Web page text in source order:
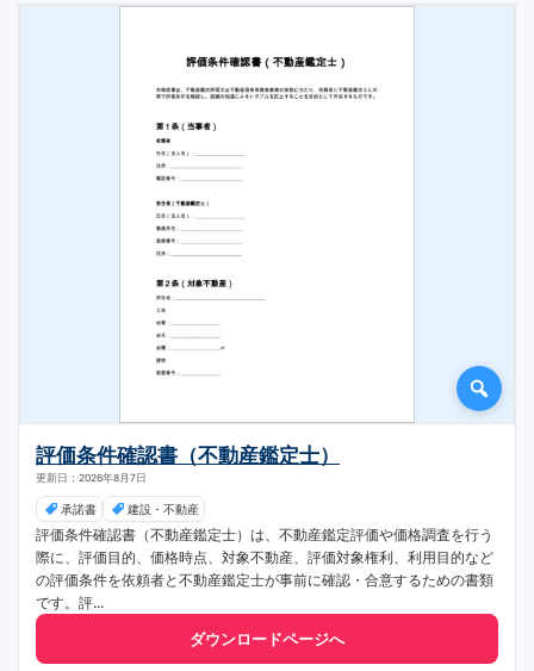
評価条件確認書（不動産鑑定士）
更新日：2026年8月7日
承諾書 建設・不動産
評価条件確認書（不動産鑑定士）は、不動産鑑定評価や価格調査を行う
際に、評価目的、価格時点、対象不動産、評価対象権利、利用目的など
の評価条件を依頼者と不動産鑑定士が事前に確認・合意するための書類
です。評...
ダウンロードページへ